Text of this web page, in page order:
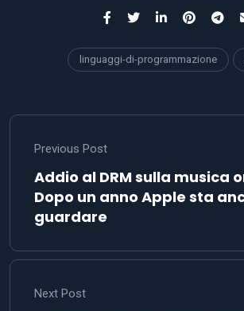
linguaggi-di-programmazione
Previous Post
Addio al DRM sulla musica
Dopo un anno Apple sta
guardare
Next Post